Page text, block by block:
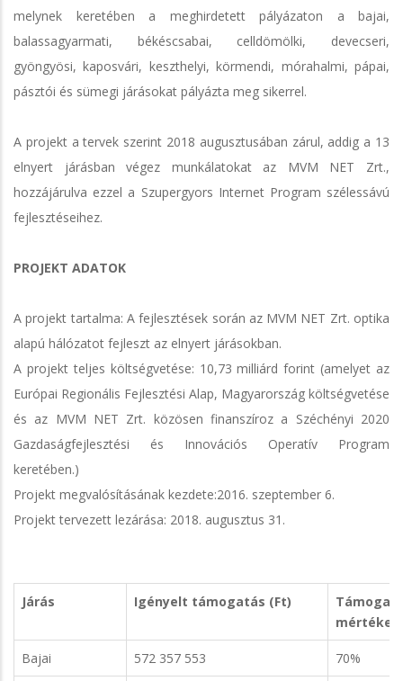
melynek keretében a meghirdetett pályázaton a bajai,
balassagyarmati, békéscsabai, celldömölki, devecseri,
gyöngyösi, kaposvári, keszthelyi, körmendi, mórahalmi, pápai,
pásztói és sümegi járásokat pályázta meg sikerrel.
A projekt a tervek szerint 2018 augusztusában zárul, addig a 13
elnyert járásban végez munkálatokat az MVM NET Zrt.,
hozzájárulva ezzel a Szupergyors Internet Program szélessávú
fejlesztéseihez.
PROJEKT ADATOK
A projekt tartalma: A fejlesztések során az MVM NET Zrt. optika
alapú hálózatot fejleszt az elnyert járásokban.
A projekt teljes költségvetése: 10,73 milliárd forint (amelyet az
Európai Regionális Fejlesztési Alap, Magyarország költségvetése
és az MVM NET Zrt. közösen finanszíroz a Széchényi 2020
Gazdaságfejlesztési és Innovációs Operatív Program
keretében.)
Projekt megvalósításának kezdete:2016. szeptember 6.
Projekt tervezett lezárása: 2018. augusztus 31.
Járás Igényelt támogatás (Ft)
mértéke
Bajai 572 357 553 70%